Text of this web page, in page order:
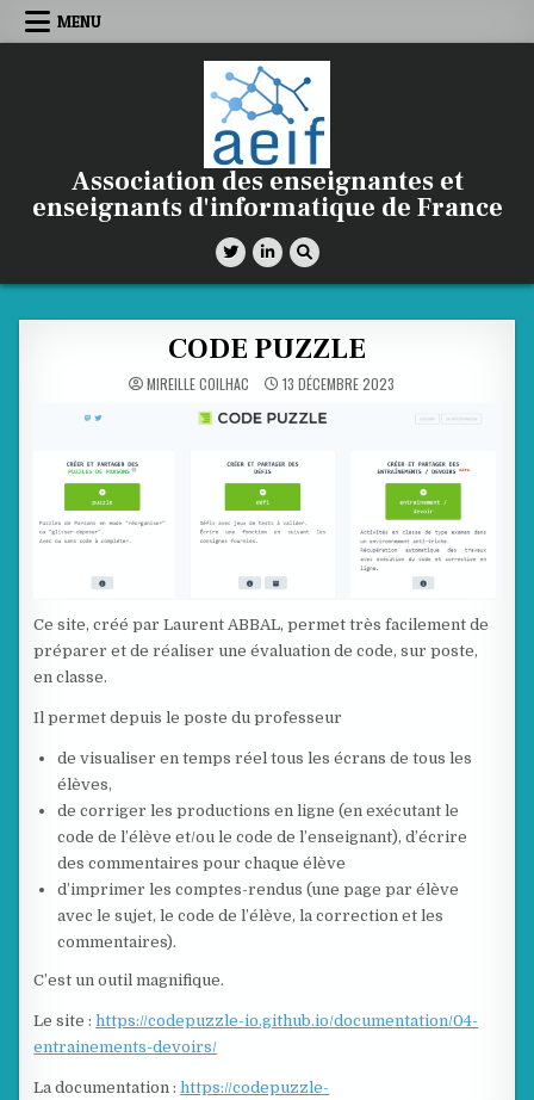
Skip
MENU
Association des enseignantes et
enseignants d'informatique de France
CODE PUZZLE
MIREILLE COILHAC 13 DÉCEMBRE 2023
Ce site, créé par Laurent ABBAL, permet très facilement de
préparer et de réaliser une évaluation de code, sur poste,
en classe.
Il permet depuis le poste du professeur
de visualiser en temps réel tous les écrans de tous les
élèves,
de corriger les productions en ligne (en exécutant le
code de l’élève et/ou le code de l’enseignant), d’écrire
des commentaires pour chaque élève
d’imprimer les comptes-rendus (une page par élève
avec le sujet, le code de l’élève, la correction et les
commentaires).
C’est un outil magnifique.
Le site :https://codepuzzle-io.github.io/documentation/04-
entrainements-devoirs/
La documentation :https://codepuzzle-